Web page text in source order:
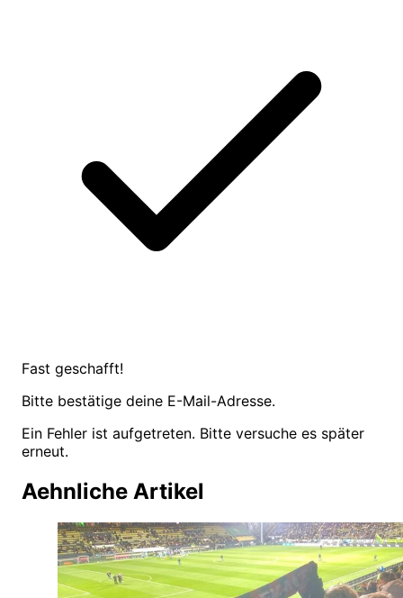
Fast geschafft!
Bitte bestätige deine E-Mail-Adresse.
Ein Fehler ist aufgetreten. Bitte versuche es später
erneut.
Aehnliche Artikel